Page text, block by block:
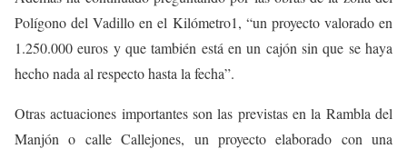
Polígono del Vadillo en el Kilómetro1, “un proyecto valorado en
1.250.000 euros y que también está en un cajón sin que se haya
hecho nada al respecto hasta la fecha”.
Otras actuaciones importantes son las previstas en la Rambla del
Manjón o calle Callejones, un proyecto elaborado con una